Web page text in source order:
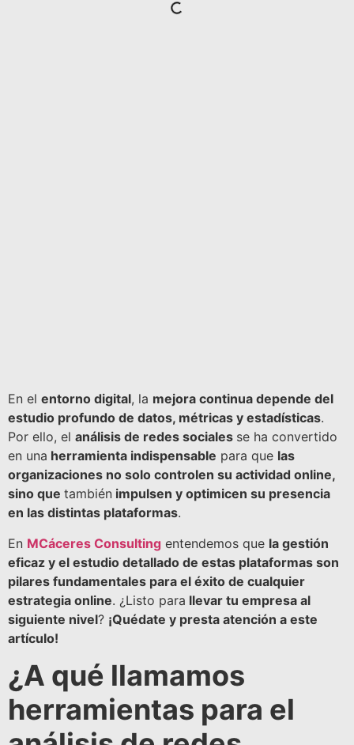
En el entorno digital, la mejora continua depende del
estudio profundo de datos, métricas y estadísticas.
Por ello, el análisis de redes sociales se ha convertido
en una herramienta indispensable para que las
organizaciones no solo controlen su actividad online,
sino que también impulsen y optimicen su presencia
en las distintas plataformas.
En MCáceres Consulting entendemos que la gestión
eficaz y el estudio detallado de estas plataformas son
pilares fundamentales para el éxito de cualquier
estrategia online. ¿Listo para llevar tu empresa al
siguiente nivel? ¡Quédate y presta atención a este
artículo!
¿A qué llamamos
herramientas para el